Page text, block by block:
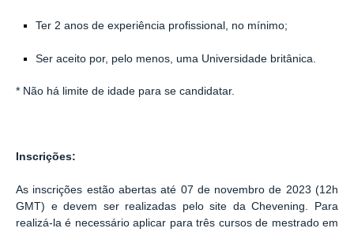
Ter 2 anos de experiência profissional, no mínimo;
Ser aceito por, pelo menos, uma Universidade britânica.
* Não há limite de idade para se candidatar.
Inscrições:
As inscrições estão abertas até 07 de novembro de 2023 (12h
GMT) e devem ser realizadas pelo site da Chevening. Para
realizá-la é necessário aplicar para três cursos de mestrado em